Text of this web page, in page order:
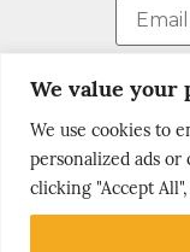
We value your
We use cookies to
personalized ads
clicking "Accept
join